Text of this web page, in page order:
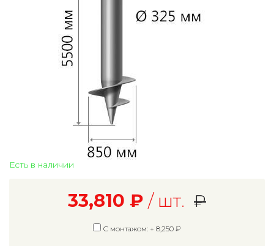
Есть в наличии
33,810 ₽ / шт. ₽
С монтажом: + 8,250 ₽